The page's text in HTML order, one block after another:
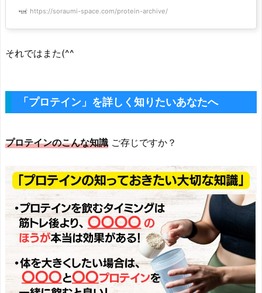
https://soraumi-space.com/protein-archive/
それではまた(^^ゞ
「プロテイン」を詳しく知りたいあなたへ
プロテインのこんな知識 ご存じですか？